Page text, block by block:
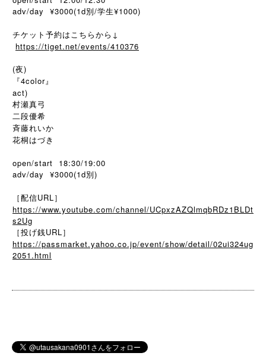
adv/day ¥3000(1d別/学生¥1000)
チケット予約はこちらから↓
https://tiget.net/events/410376
(夜)
『4color』
act)
村瀬真弓
二段優希
斉藤れいか
花桐はづき
open/start 18:30/19:00
adv/day ¥3000(1d別)
［配信URL］
https://www.youtube.com/channel/UCpxzAZQlmqbRDz1BLDt
s2Ug
［投げ銭URL］
https://passmarket.yahoo.co.jp/event/show/detail/02ui324ug
2051.html